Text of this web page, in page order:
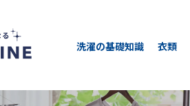
洗濯の基礎知識 衣類